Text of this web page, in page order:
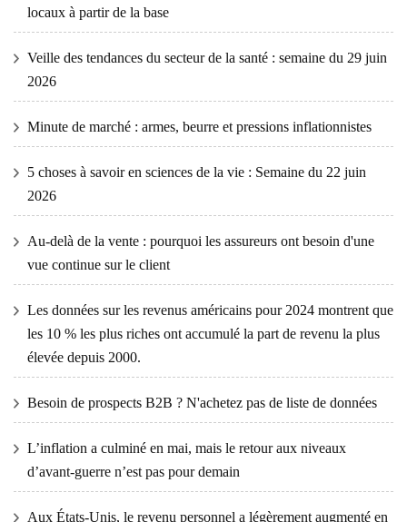
locaux à partir de la base
Veille des tendances du secteur de la santé : semaine du 29 juin
2026
Minute de marché : armes, beurre et pressions inflationnistes
5 choses à savoir en sciences de la vie : Semaine du 22 juin
2026
Au-delà de la vente : pourquoi les assureurs ont besoin d'une
vue continue sur le client
Les données sur les revenus américains pour 2024 montrent que
les 10 % les plus riches ont accumulé la part de revenu la plus
élevée depuis 2000.
Besoin de prospects B2B ? N'achetez pas de liste de données
L’inflation a culminé en mai, mais le retour aux niveaux
d’avant-guerre n’est pas pour demain
Aux États-Unis, le revenu personnel a légèrement augmenté en